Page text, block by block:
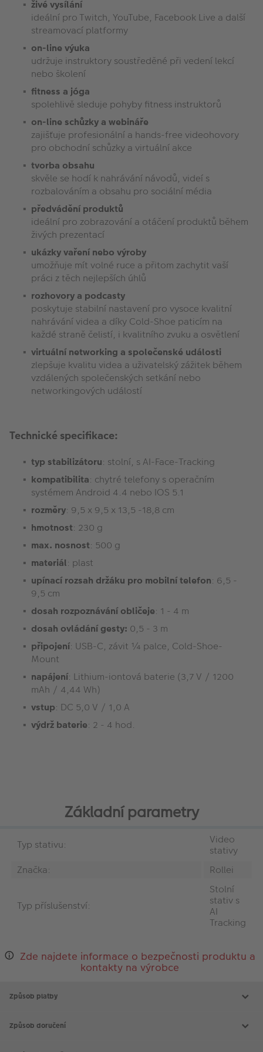
živé vysílání
ideální pro Twitch, YouTube, Facebook Live a další
streamovací platformy
on-line výuka
udržuje instruktory soustředěné při vedení lekcí
nebo školení
fitness a jóga
spolehlivě sleduje pohyby fitness instruktorů
on-line schůzky a webináře
zajišťuje profesionální a hands-free videohovory
pro obchodní schůzky a virtuální akce
tvorba obsahu
skvěle se hodí k nahrávání návodů, videí s
rozbalováním a obsahu pro sociální média
předvádění produktů
ideální pro zobrazování a otáčení produktů během
živých prezentací
ukázky vaření nebo výroby
umožňuje mít volné ruce a přitom zachytit vaší
práci z těch nejlepších úhlů
rozhovory a podcasty
poskytuje stabilní nastavení pro vysoce kvalitní
nahrávání videa a díky Cold-Shoe paticím na
každé straně čelistí, i kvalitního zvuku a osvětlení
virtuální networking a společenské události
zlepšuje kvalitu videa a uživatelský zážitek během
vzdálených společenských setkání nebo
networkingových událostí
Technické specifikace:
typ stabilizátoru: stolní, s AI-Face-Tracking
kompatibilita: chytré telefony s operačním
systémem Android 4.4 nebo IOS 5.1
rozměry: 9,5 x 9,5 x 13,5 -18,8 cm
hmotnost: 230 g
max. nosnost: 500 g
materiál: plast
upínací rozsah držáku pro mobilní telefon: 6,5 -
9,5 cm
dosah rozpoznávání obličeje: 1 - 4 m
dosah ovládání gesty: 0,5 - 3 m
připojení: USB-C, závit ¼ palce, Cold-Shoe-
Mount
napájení: Lithium-iontová baterie (3,7 V / 1200
mAh / 4,44 Wh)
vstup: DC 5,0 V / 1,0 A
výdrž baterie: 2 - 4 hod.
Základní parametry
Typ stativu:
Video
stativy
Značka:
Rollei
Typ příslušenství:
Stolní
stativ s
AI
Tracking
Zde najdete informace o bezpečnosti produktu a
kontakty na výrobce
Způsob platby
Způsob doručení